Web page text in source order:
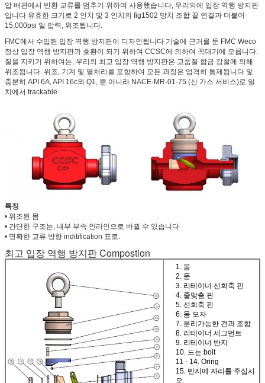
압 배관에서 반환 교류를 멈추기 위하여 사용했습니다, 우리의에 입장 역행 방지판
입니다 유효한 크기로 2 인치 및 3 인치의 fig1502 망치 조합 끝 연결과 더불어
15,000psi 일 압력, 위조됩니다.
FMC에서 수입된 입장 역행 방지판이 디자인됩니다 기술에 근거를 둔 FMC Weco
정상 입장 역행 방지판과 호환이 되기 위하여 CCSC에 의하여 꼭대기에 오릅니다.
질을 지키기 위하여는, 우리의 최고 입장 역행 방지판은 고품질 합금 강철에 의해
위조됩니다. 위조, 기계 및 열처리를 포함하여 모든 과정은 엄격히 통제됩니다 및
충분히 API 6A, API 16c와 Q1, 뿐 아니라 NACE-MR-01-75 (신 가스 서비스)로 일
치에서 trackable
특징
• 위조된 몸
• 간단한 구조는, 내부 부속 인라인으로 바뀔 수 있습니다
• 명확한 교류 방향 inditification 표로.
최고 입장 역행 방지판 Compostion
1. 몸
2. 문
3. 리테이너 선회축 핀
4. 줄맞춤 핀
5. 선회축 핀
6. 몸 모자
7. 분리가능한 견과 조합
8. 리테이너 세그먼트
9. 리테이너 반지
10. 드는 boit
11 - 14. Oring
15. 반지에 자리를 주십시
오